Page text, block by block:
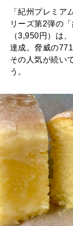
「紀州プレミア
リーズ第2弾の
（3,950円）は
達成。脅威の
その人気が続い
う。